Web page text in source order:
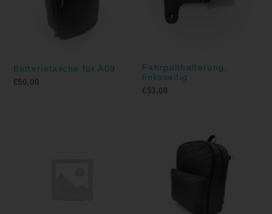
Batterietasche für A09
€50,00
Fahrpulthalterung,
linksseitig
€ 53,00